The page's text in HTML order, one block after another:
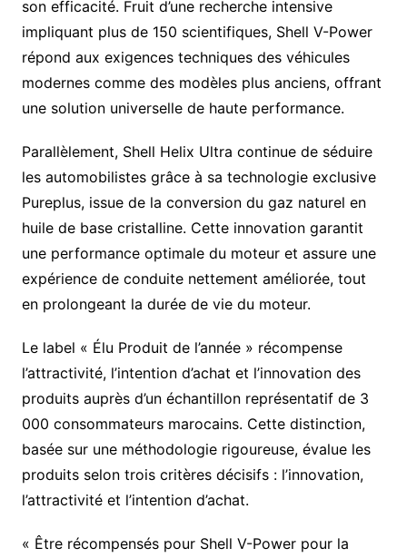
son efficacité. Fruit d’une recherche intensive
impliquant plus de 150 scientifiques, Shell V-Power
répond aux exigences techniques des véhicules
modernes comme des modèles plus anciens, offrant
une solution universelle de haute performance.
Parallèlement, Shell Helix Ultra continue de séduire
les automobilistes grâce à sa technologie exclusive
Pureplus, issue de la conversion du gaz naturel en
huile de base cristalline. Cette innovation garantit
une performance optimale du moteur et assure une
expérience de conduite nettement améliorée, tout
en prolongeant la durée de vie du moteur.
Le label « Élu Produit de l’année » récompense
l’attractivité, l’intention d’achat et l’innovation des
produits auprès d’un échantillon représentatif de 3
000 consommateurs marocains. Cette distinction,
basée sur une méthodologie rigoureuse, évalue les
produits selon trois critères décisifs : l’innovation,
l’attractivité et l’intention d’achat.
« Être récompensés pour Shell V-Power pour la